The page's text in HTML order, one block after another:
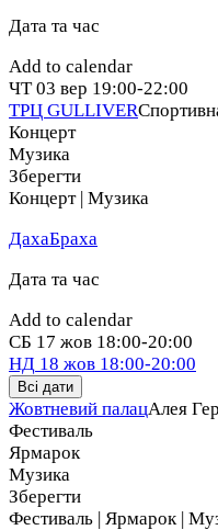
Дата та час
Add to calendar
ЧТ 03 вер 19:00-22:00
ТРЦ GULLIVER
Концерт
Музика
Зберегти
Концерт | Музика
ДахаБраха
Дата та час
Add to calendar
СБ 17 жов 18:00-20:00
НД 18 жов 18:00-20:00
Всі дати
Жовтневий палацАлея
Фестиваль
Ярмарок
Музика
Зберегти
Фестиваль | Ярмарок |